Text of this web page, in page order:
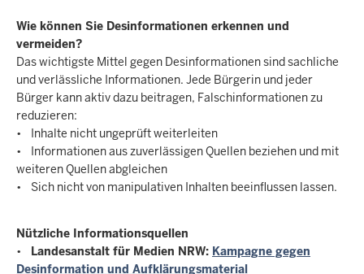
Wie können Sie Desinformationen erkennen und
vermeiden?
Das wichtigste Mittel gegen Desinformationen sind sachliche
und verlässliche Informationen. Jede Bürgerin und jeder
Bürger kann aktiv dazu beitragen, Falschinformationen zu
reduzieren:
• Inhalte nicht ungeprüft weiterleiten
• Informationen aus zuverlässigen Quellen beziehen und mit
weiteren Quellen abgleichen
• Sich nicht von manipulativen Inhalten beeinflussen lassen.
Nützliche Informationsquellen
• Landesanstalt für Medien NRW: Kampagne gegen
Desinformation und Aufklärungsmaterial